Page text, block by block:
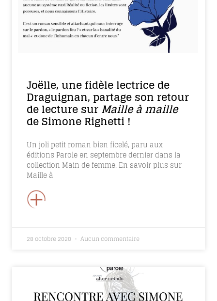
Joëlle, une fidèle lectrice de
Draguignan, partage son retour
de lecture surMaille à maille
de Simone Righetti !
Un joli petit roman bien ficelé, paru aux
éditions Parole en septembre dernier dans la
collection Main de femme. En savoir plus sur
Maille à
+
28 octobre 2020 Aucun commentaire